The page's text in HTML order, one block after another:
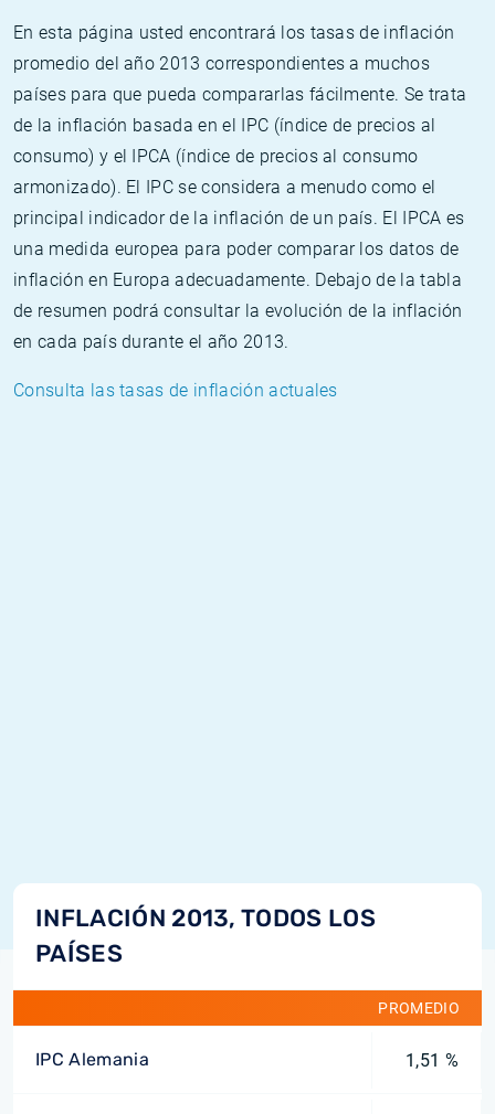
En esta página usted encontrará los tasas de inflación
promedio del año 2013 correspondientes a muchos
países para que pueda compararlas fácilmente. Se trata
de la inflación basada en el IPC (índice de precios al
consumo) y el IPCA (índice de precios al consumo
armonizado). El IPC se considera a menudo como el
principal indicador de la inflación de un país. El IPCA es
una medida europea para poder comparar los datos de
inflación en Europa adecuadamente. Debajo de la tabla
de resumen podrá consultar la evolución de la inflación
en cada país durante el año 2013.
Consulta las tasas de inflación actuales
INFLACIÓN 2013, TODOS LOS
PAÍSES
PROMEDIO
IPC Alemania 1,51 %